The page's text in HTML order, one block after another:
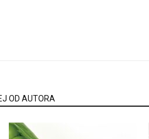
OD AUTORA